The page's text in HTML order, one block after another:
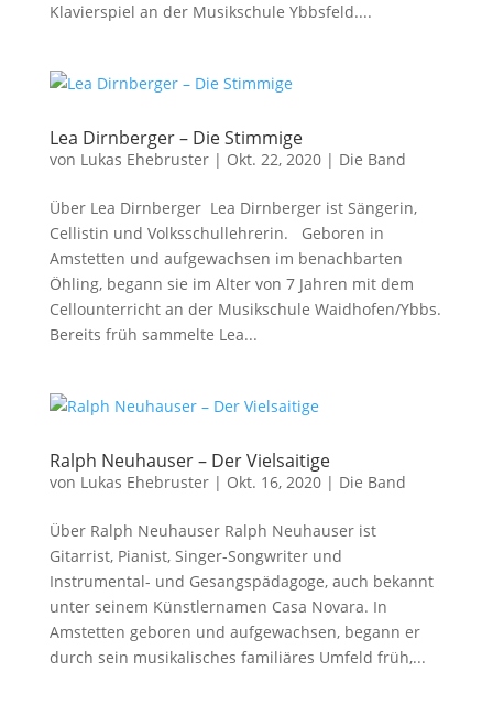
Klavierspiel an der Musikschule Ybbsfeld....
Lea Dirnberger – Die Stimmige
von Lukas Ehebruster| Okt. 22, 2020| Die Band
Über Lea Dirnberger Lea Dirnberger ist Sängerin,
Cellistin und Volksschullehrerin. Geboren in
Amstetten und aufgewachsen im benachbarten
Öhling, begann sie im Alter von 7 Jahren mit dem
Cellounterricht an der Musikschule Waidhofen/Ybbs.
Bereits früh sammelte Lea...
Ralph Neuhauser – Der Vielsaitige
von Lukas Ehebruster| Okt. 16, 2020| Die Band
Über Ralph Neuhauser Ralph Neuhauser ist
Gitarrist, Pianist, Singer-Songwriter und
Instrumental- und Gesangspädagoge, auch bekannt
unter seinem Künstlernamen Casa Novara. In
Amstetten geboren und aufgewachsen, begann er
durch sein musikalisches familiäres Umfeld früh,...